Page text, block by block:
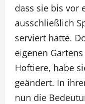
dass sie bis vor
ausschließlich
serviert hatte.
eigenen
Hoftiere, habe
geändert. In
nun die